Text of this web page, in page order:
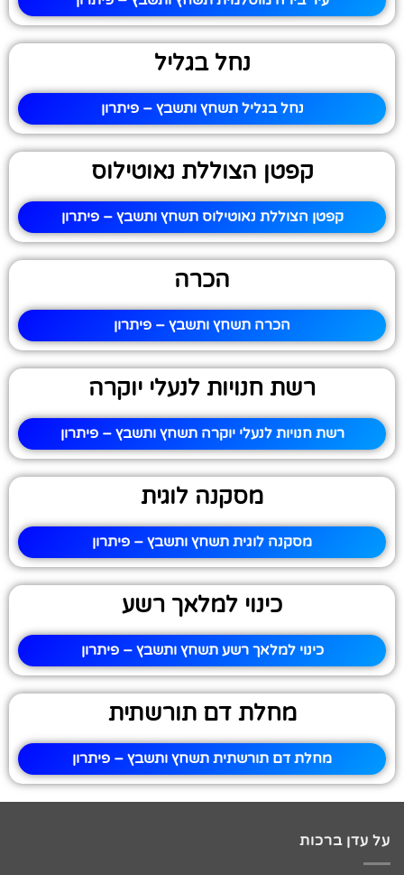
נחל בגליל
נחל בגליל תשחץ ותשבץ – פיתרון
קפטן הצוללת נאוטילוס
קפטן הצוללת נאוטילוס תשחץ ותשבץ – פיתרון
הכרה
הכרה תשחץ ותשבץ – פיתרון
רשת חנויות לנעלי יוקרה
רשת חנויות לנעלי יוקרה תשחץ ותשבץ – פיתרון
מסקנה לוגית
מסקנה לוגית תשחץ ותשבץ – פיתרון
כינוי למלאך רשע
כינוי למלאך רשע תשחץ ותשבץ – פיתרון
מחלת דם תורשתית
מחלת דם תורשתית תשחץ ותשבץ – פיתרון
על עדן ברכות